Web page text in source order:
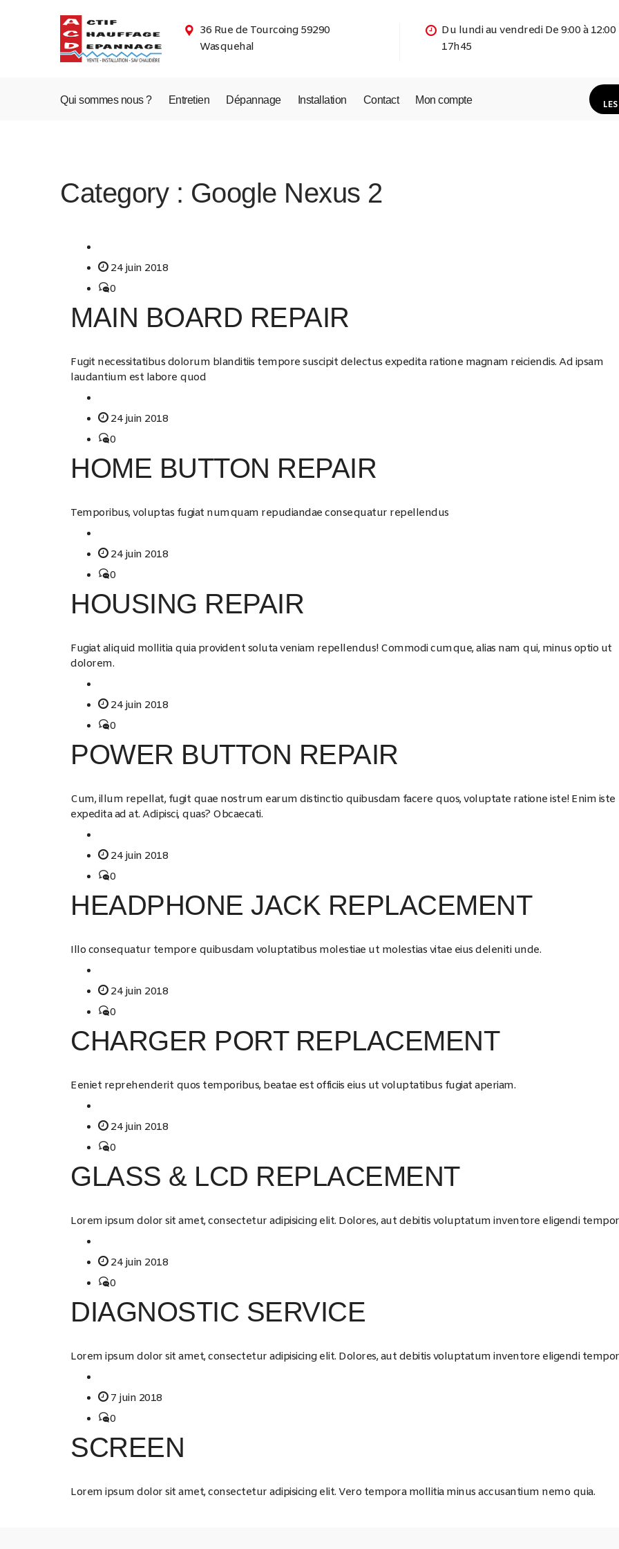
36 Rue de Tourcoing 59290
Wasquehal
Du lundi au vendredi De 9:00 à
17h45
Qui sommes nous ? Entretien Dépannage Installation Contact Mon compte
Category : Google Nexus 2
24 juin 2018
0
MAIN BOARD REPAIR
Fugit necessitatibus dolorum blanditiis tempore suscipit delectus expedita ratione magnam reiciendis. Ad ipsam
laudantium est labore quod
24 juin 2018
0
HOME BUTTON REPAIR
Temporibus, voluptas fugiat numquam repudiandae consequatur repellendus
24 juin 2018
0
HOUSING REPAIR
Fugiat aliquid mollitia quia provident soluta veniam repellendus! Commodi cumque, alias nam qui, minus optio ut
dolorem.
24 juin 2018
0
POWER BUTTON REPAIR
Cum, illum repellat, fugit quae nostrum earum distinctio quibusdam facere quos, voluptate ratione iste! Enim iste
expedita ad at. Adipisci, quas? Obcaecati.
24 juin 2018
0
HEADPHONE JACK REPLACEMENT
Illo consequatur tempore quibusdam voluptatibus molestiae ut molestias vitae eius deleniti unde.
24 juin 2018
0
CHARGER PORT REPLACEMENT
Eeniet reprehenderit quos temporibus, beatae est officiis eius ut voluptatibus fugiat aperiam.
24 juin 2018
0
GLASS & LCD REPLACEMENT
Lorem ipsum dolor sit amet, consectetur adipisicing elit. Dolores, aut debitis voluptatum inventore eligendi
24 juin 2018
0
DIAGNOSTIC SERVICE
Lorem ipsum dolor sit amet, consectetur adipisicing elit. Dolores, aut debitis voluptatum inventore eligendi
7 juin 2018
0
SCREEN
Lorem ipsum dolor sit amet, consectetur adipisicing elit. Vero tempora mollitia minus accusantium nemo quia.